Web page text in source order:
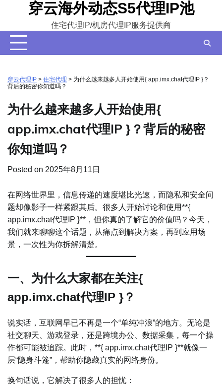
content
穿云海外动态S5代理IP池
住宅代理IP/机房代理IP服务提供商
穿云代理IP > 住宅代理 > 为什么越来越多人开始使用{ app.imx.chat代理IP }？
背后的秘密你知道吗？
为什么越来越多人开始使用{
app.imx.chat代理IP }？背后的秘密
你知道吗？
Posted on 2025年8月11日
在网络世界里，信息传递的速度堪比光速，而隐私和安全问
题却像影子一样紧跟其后。很多人开始讨论和使用**{
app.imx.chat代理IP }**，但你真的了解它的价值吗？今天，
我们就来聊聊这个话题，从痛点到解决方案，再到应用场
景，一次性为你拆解清楚。
一、为什么大家都在关注{
app.imx.chat代理IP }？
说实话，互联网早已不再是一个“单纯冲浪”的地方。无论是
社交聊天、游戏登录，还是跨境办公、数据采集，每一个操
作都可能被追踪。此时，**{ app.imx.chat代理IP }**就像一
层“隐身斗篷”，帮助你隐藏真实的网络身份。
换句话说，它解决了很多人的担忧：